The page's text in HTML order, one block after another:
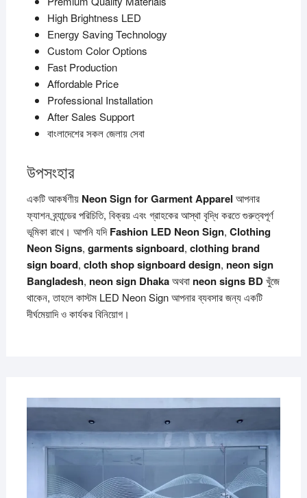
High Brightness LED
Energy Saving Technology
Custom Color Options
Fast Production
Affordable Price
Professional Installation
After Sales Support
বাংলাদেশের সকল জেলায় সেবা
উপসংহার
একটি আকর্ষণীয় Neon Sign for Garment Apparel আপনার
ফ্যাশন ব্র্যান্ডের পরিচিতি, বিক্রয় এবং গ্রাহকের আস্থা বৃদ্ধি করতে গুরুত্বপূর্ণ
ভূমিকা রাখে। আপনি যদিFashion LED Neon Sign, Clothing
Neon Signs, garments signboard, clothing brand
sign board, cloth shop signboard design, neon sign
Bangladesh, neon sign Dhakaঅথবা neon signs BDখুঁজে
থাকেন, তাহলে কাস্টম LED Neon Sign আপনার ব্যবসার জন্য একটি
দীর্ঘমেয়াদি ও কার্যকর বিনিয়োগ।